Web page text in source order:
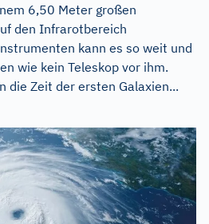
6,50 Meter großen
den Infrarotbereich
kann es so weit und
wie kein Teleskop vor ihm.
die Zeit der ersten Galaxien...